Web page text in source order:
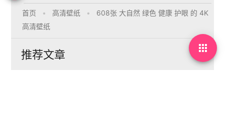
首页 • 高清壁纸 •
608张 大自然 绿色 健康 护眼 的 4K
高清壁纸
推荐文章 